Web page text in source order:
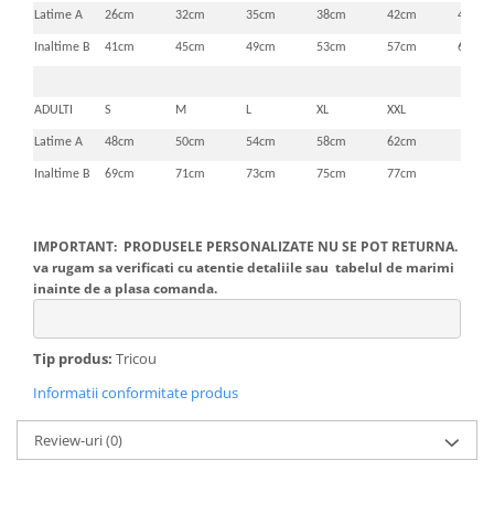
Latime A 26cm 32cm 35cm 38cm 42cm 46cm
Inaltime B 41cm 45cm 49cm 53cm 57cm 61cm
ADULTI S M L XL XXL
Latime A 48cm 50cm 54cm 58cm 62cm
Inaltime B 69cm 71cm 73cm 75cm 77cm
IMPORTANT: PRODUSELE PERSONALIZATE NU SE POT RETURNA.
va rugam sa verificati cu atentie detaliile sau tabelul de marimi
inainte de a plasa comanda.
Tip produs: Tricou
Informatii conformitate produs
Review-uri(0)